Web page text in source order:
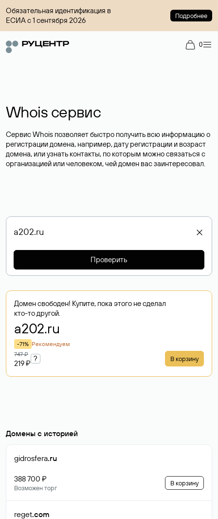
Обязательная идентификация в
ЕСИА с 1 сентября 2026
Подробнее
0
Whois сервис
Сервис Whois позволяет быстро получить всю информацию о
регистрации домена, например, дату регистрации и возраст
домена, или узнать контакты, по которым можно связаться с
организацией или человеком, чей домен вас заинтересовал.
Проверить
Домен свободен! Купите, пока этого не сделал
кто-то другой.
a202.ru
-71% Рекомендуем
747 ₽
219 ₽
? В корзину
Домены с историей
gidrosfera.ru
388 700 ₽
Возможен торг
В корзину
reget.com